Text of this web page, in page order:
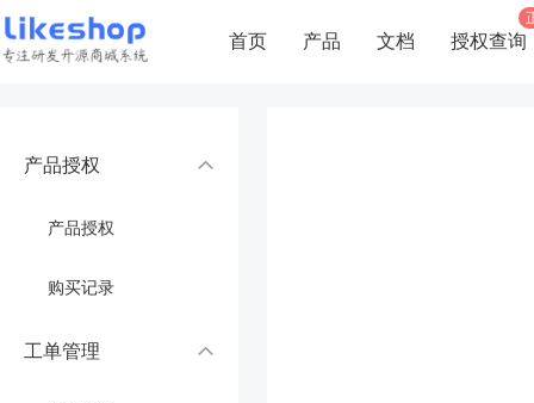
首页 产品 文档 授权查询
产品授权
产品授权
购买记录
工单管理